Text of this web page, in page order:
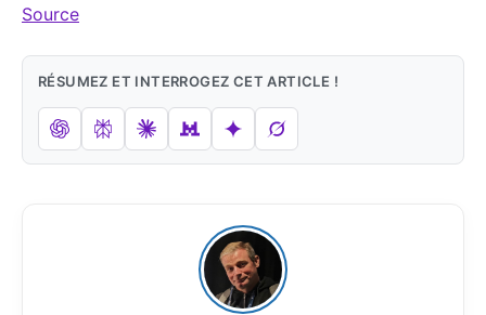
Source
RÉSUMEZ ET INTERROGEZ CET ARTICLE !